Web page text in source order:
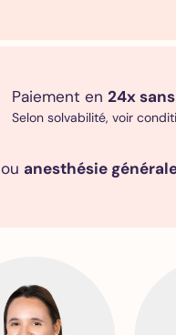
Paiement en 24x
Selon solvabilité, voir
ou anesthésie